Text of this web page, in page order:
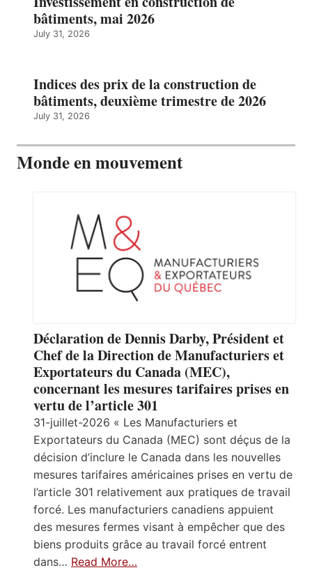
bâtiments, mai 2026
July 31, 2026
Indices des prix de la construction de
bâtiments, deuxième trimestre de 2026
July 31, 2026
Monde en mouvement
Déclaration de Dennis Darby, Président et
Chef de la Direction de Manufacturiers et
Exportateurs du Canada (MEC),
concernant les mesures tarifaires prises en
vertu de l’article 301
31-juillet-2026 « Les Manufacturiers et
Exportateurs du Canada (MEC) sont déçus de la
décision d’inclure le Canada dans les nouvelles
mesures tarifaires américaines prises en vertu de
l’article 301 relativement aux pratiques de travail
forcé. Les manufacturiers canadiens appuient
des mesures fermes visant à empêcher que des
biens produits grâce au travail forcé entrent
dans… Read More…